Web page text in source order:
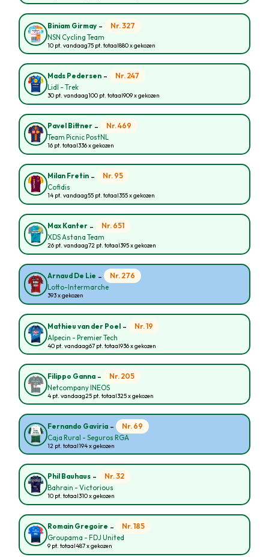
Biniam Girmay - Nr. 327
NSN Cycling Team
10 pt. vandaag75 pt. totaal880 x gekozen
Mads Pedersen - Nr. 247
Lidl - Trek
30 pt. vandaag100 pt. totaal909 x gekozen
Pavel Bittner - Nr. 469
Team Picnic PostNL
16 pt. totaal336 x gekozen
Milan Fretin - Nr. 95
Cofidis
14 pt. vandaag55 pt. totaal355 x gekozen
Max Kanter - Nr. 651
XDS Astana Team
26 pt. vandaag72 pt. totaal395 x gekozen
Arnaud De Lie - Nr. 276
Lotto-Intermarche
393 x gekozen
Mathieu van der Poel - Nr. 19
Alpecin - Premier Tech
40 pt. vandaag67 pt. totaal936 x gekozen
Filippo Ganna - Nr. 205
Netcompany INEOS
4 pt. vandaag25 pt. totaal325 x gekozen
Fernando Gaviria - Nr. 69
Caja Rural - Seguros RGA
12 pt. totaal194 x gekozen
Phil Bauhaus - Nr. 32
Bahrain - Victorious
10 pt. totaal310 x gekozen
Romain Gregoire - Nr. 185
Groupama - FDJ United
9 pt. totaal487 x gekozen